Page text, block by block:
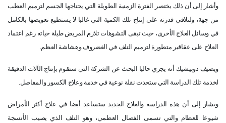
وأشار إلى أن ذلك يختصر الفترة الزمنية الطويلة التي يحتاجها الجسم لترميم العطب
من جهة، ولتلافي قدرته على إنتاج تلك الكمية التي غالبا لا يستطيع تعويضها بالكامل
في وسائل العلاج الأخرى، حيث تبقى التشوهات تلازم المريض طيلة حياته رغم اعتماد
العلاج على عقاقير متطورة لترميم التلف في الغضروف وهشاشة العظم.
ويضيف دوبيشيك أنه يجري حاليا البحث عن الشركة التي ستقوم بإنتاج الآلات الدقيقة
لخدمة تلك الدراسة التي ستحدث نقلة نوعية في خدمة وعلاج الكسور والمفاصل.
ويشار إلى أن هذه الدراسة والعلاج الجديد ستساعد أيضا في علاج أكثر الأمراض
شيوعا للعظام والتي تسمى الفصال العظمي، وهو التلف الذي يصيب الأنسجة